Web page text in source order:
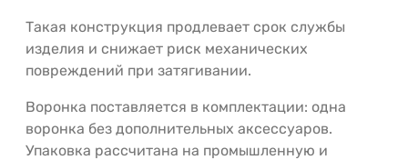
Такая конструкция продлевает срок службы
изделия и снижает риск механических
повреждений при затягивании.
Воронка поставляется в комплектации: одна
воронка без дополнительных аксессуаров.
Упаковка рассчитана на промышленную и